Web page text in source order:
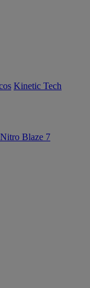
Kinetic Tech
Blaze 7